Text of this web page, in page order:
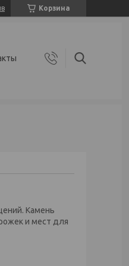
Корзина
Камень
и мест для